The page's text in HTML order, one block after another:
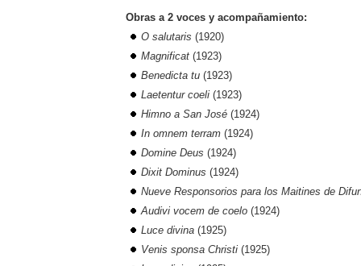
Obras a 2 voces y acompañamiento:
O salutaris (1920)
Magnificat (1923)
Benedicta tu (1923)
Laetentur coeli (1923)
Himno a San José (1924)
In omnem terram (1924)
Domine Deus (1924)
Dixit Dominus (1924)
Nueve Responsorios para los Maitines de
Audivi vocem de coelo (1924)
Luce divina (1925)
Venis sponsa Christi (1925)